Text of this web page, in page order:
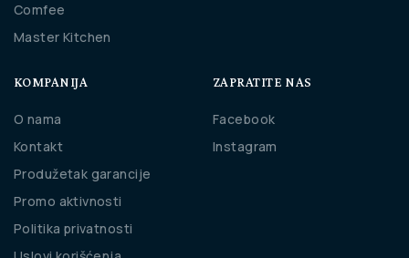
Comfee
Master Kitchen
KOMPANIJA
O nama
Kontakt
Produžetak garancije
Promo aktivnosti
Politika privatnosti
ZAPRATITE NAS
Facebook
Instagram